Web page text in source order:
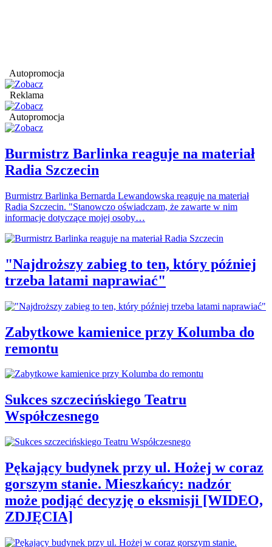
Autopromocja
Reklama
Autopromocja
Burmistrz Barlinka reaguje na materiał
Radia Szczecin
Burmistrz Barlinka Bernarda Lewandowska reaguje na materiał
Radia Szczecin. "Stanowczo oświadczam, że zawarte w nim
informacje dotyczące mojej osoby…
"Najdroższy zabieg to ten, który później
trzeba latami naprawiać"
Zabytkowe kamienice przy Kolumba do
remontu
Sukces szczecińskiego Teatru
Współczesnego
Pękający budynek przy ul. Hożej w coraz
gorszym stanie. Mieszkańcy: nadzór
może podjąć decyzję o eksmisji [WIDEO,
ZDJĘCIA]